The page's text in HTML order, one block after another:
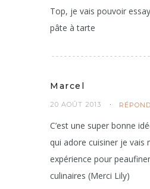
Top, je vais pouvoir
pâte à tarte
Marcel
20 AOÛT 2013
C’est une super bonne
qui adore cuisiner je vais
expérience pour
culinaires (Merci Lily)